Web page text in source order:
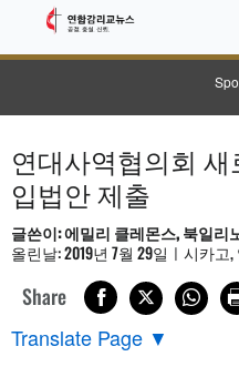
연대사역협의회
입법안 제출
글쓴이: 에밀리 클레몬스, 북일리
올린날: 2019년 7월 29일ㅣ시카고
Share
Translate Page ▼